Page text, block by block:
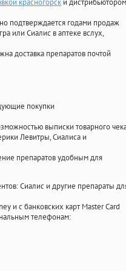
красногорск и дистрибьютором
подтверждается годами продаж
или Сиалис в аптеке вслух,
доставка препаратов почтой
покупки
выписки товарного
Левитры, Сиалиса и
препаратов удобным для
Сиалис и другие препараты
и с банковских карт Master Card
телефонам: